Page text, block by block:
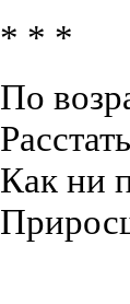
* * *
По
Как ни